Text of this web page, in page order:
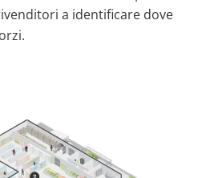
a identificare dove